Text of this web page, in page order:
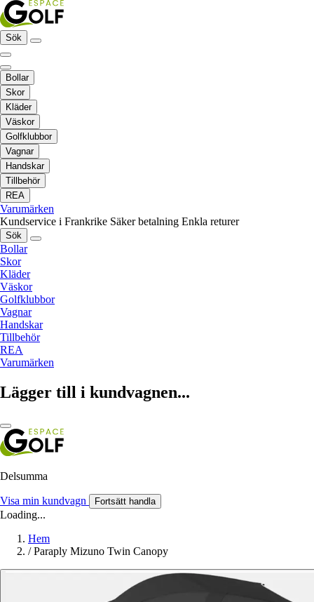
Sök
Bollar
Skor
Kläder
Väskor
Golfklubbor
Vagnar
Handskar
Tillbehör
REA
Varumärken
Kundservice i Frankrike Säker betalning Enkla returer
Sök
Bollar
Skor
Kläder
Väskor
Golfklubbor
Vagnar
Handskar
Tillbehör
REA
Varumärken
Lägger till i kundvagnen...
Delsumma
Visa min kundvagn Fortsätt handla
Loading...
Hem
/ Paraply Mizuno Twin Canopy